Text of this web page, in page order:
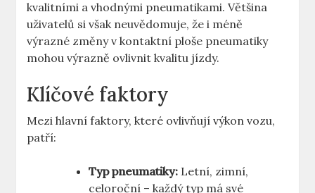
kvalitními a vhodnými pneumatikami. Většina
uživatelů si však neuvědomuje, že i méně
výrazné změny v kontaktní ploše pneumatiky
mohou výrazně ovlivnit kvalitu jízdy.
Klíčové faktory
Mezi hlavní faktory, které ovlivňují výkon vozu,
patří:
Typ pneumatiky: Letní, zimní,
celoroční – každý typ má své